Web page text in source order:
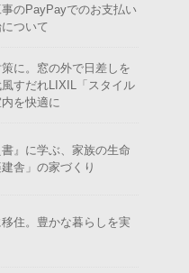
事のPayPayでのお支払い
ついて
に。窓の外で日差しを
すだれLIXIL「スタイル
を快適に
』に学ぶ、家族の生命
舎」の家づくり
住。豊かな暮らしを実